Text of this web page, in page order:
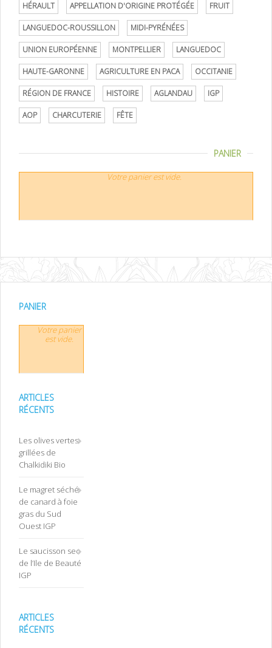
HÉRAULT APPELLATION D'ORIGINE PROTÉGÉE FRUIT
LANGUEDOC-ROUSSILLON MIDI-PYRÉNÉES
UNION EUROPÉENNE MONTPELLIER LANGUEDOC
HAUTE-GARONNE AGRICULTURE EN PACA OCCITANIE
RÉGION DE FRANCE HISTOIRE AGLANDAU IGP
AOP CHARCUTERIE FÊTE
PANIER
Votre panier est vide.
PANIER
Votre panier
est vide.
ARTICLES
RÉCENTS
Les olives vertes
grillées de
Chalkidiki Bio
Le magret séché
de canard à foie
gras du Sud
Ouest IGP
Le saucisson sec
de l’Ile de Beauté
IGP
ARTICLES
RÉCENTS